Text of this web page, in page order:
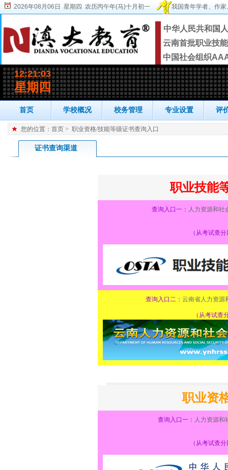
2026年08月06日 星期四 农历丙午年(马)十月初一 我国青年学者、作
中华人民共和国
云南首批职业技
中国社会组织
首页 学校概况 校务管理 专业设置 评
您的位置： 首页 > 职业资格/技能等级证书查询入口
证书查询渠道
职业技能
查询入口一： 人力资源和社
（从考试查
查询入口二： 云南省人力资源
（从考试查
职业资
查询入口一： 人力资源和
（从考试查